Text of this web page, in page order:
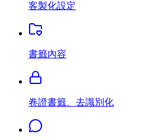
客製化設定
書籤內容
卷證書籤、去識別化